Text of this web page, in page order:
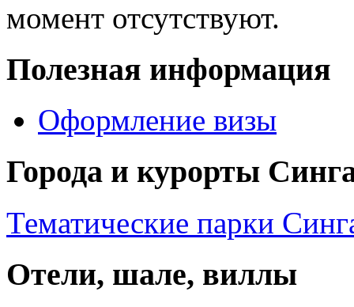
момент отсутствуют.
Полезная информация
Оформление визы
Города и курорты
Тематические парки
Отели, шале, виллы